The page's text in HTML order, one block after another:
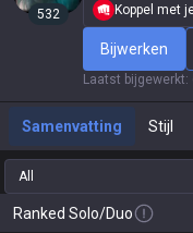
532
Koppel met
Bijwerken
Laatst bijgewerkt:
Samenvatting Stijl
All
Ranked Solo/Duo